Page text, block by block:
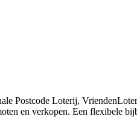
Postcode Loterij,
en verkopen. Een flexibele